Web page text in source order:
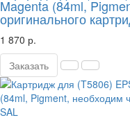
Magenta (84ml,
оригинального
1 870 р.
Заказать